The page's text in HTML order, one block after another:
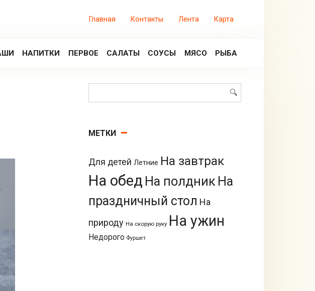
Главная Контакты Лента Карта
НАПИТКИ ПЕРВОЕ САЛАТЫ СОУСЫ МЯСО РЫБА
МЕТКИ
Для детей Летние На завтрак
На обед На полдник На
праздничный стол На
природу На скорую руку На ужин
Недорого Фуршет